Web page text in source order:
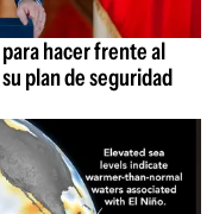
hacer frente al
plan de seguridad